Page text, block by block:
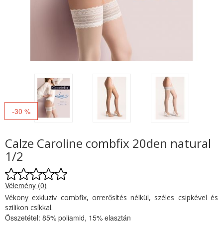
-30 %
Calze Caroline combfix 20den natural
1/2
Vélemény (0)
Vékony exkluzív combfix, orrerősítés nélkül, széles csipkével és
szilikon csíkkal.
Összetétel: 85% poliamid, 15% elasztán